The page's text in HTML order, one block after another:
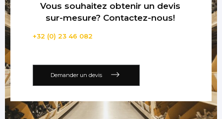
Vous souhaitez obtenir un devis
sur-mesure? Contactez-nous!
+32 (0) 23 46 082
Demander un devis